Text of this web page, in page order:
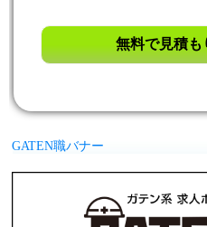
GATEN職バナー